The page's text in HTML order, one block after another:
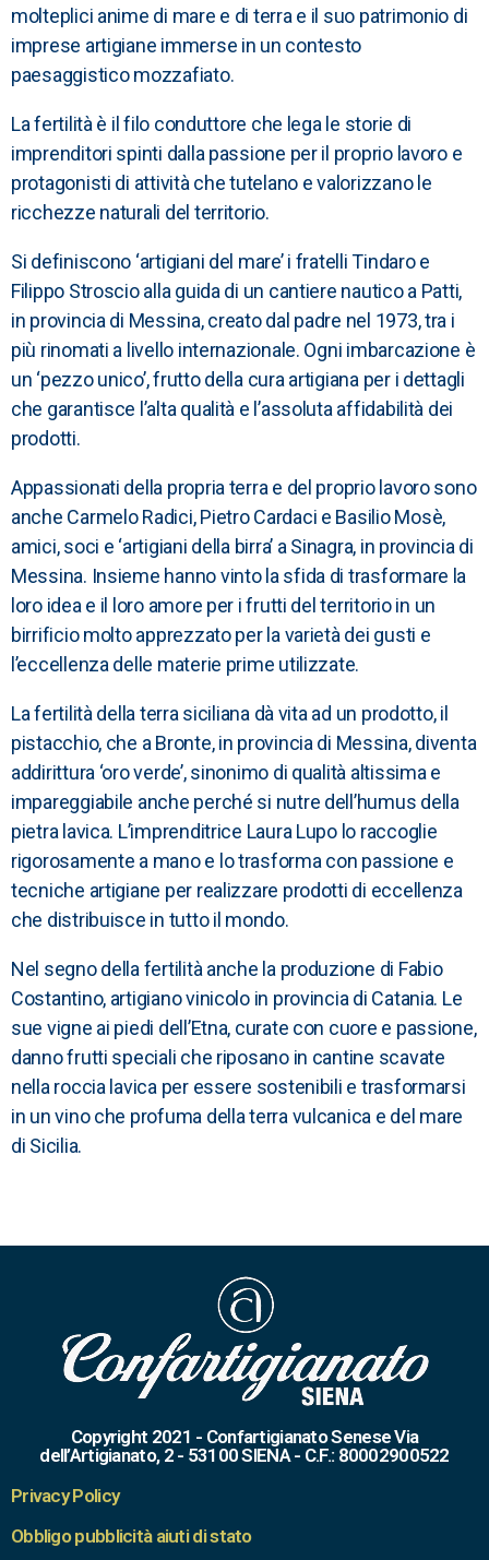
molteplici anime di mare e di terra e il suo patrimonio di
imprese artigiane immerse in un contesto
paesaggistico mozzafiato.
La fertilità è il filo conduttore che lega le storie di
imprenditori spinti dalla passione per il proprio lavoro e
protagonisti di attività che tutelano e valorizzano le
ricchezze naturali del territorio.
Si definiscono ‘artigiani del mare’ i fratelli Tindaro e
Filippo Stroscio alla guida di un cantiere nautico a Patti,
in provincia di Messina, creato dal padre nel 1973, tra i
più rinomati a livello internazionale. Ogni imbarcazione è
un ‘pezzo unico’, frutto della cura artigiana per i dettagli
che garantisce l’alta qualità e l’assoluta affidabilità dei
prodotti.
Appassionati della propria terra e del proprio lavoro sono
anche Carmelo Radici, Pietro Cardaci e Basilio Mosè,
amici, soci e ‘artigiani della birra’ a Sinagra, in provincia di
Messina. Insieme hanno vinto la sfida di trasformare la
loro idea e il loro amore per i frutti del territorio in un
birrificio molto apprezzato per la varietà dei gusti e
l’eccellenza delle materie prime utilizzate.
La fertilità della terra siciliana dà vita ad un prodotto, il
pistacchio, che a Bronte, in provincia di Messina, diventa
addirittura ‘oro verde’, sinonimo di qualità altissima e
impareggiabile anche perché si nutre dell’humus della
pietra lavica. L’imprenditrice Laura Lupo lo raccoglie
rigorosamente a mano e lo trasforma con passione e
tecniche artigiane per realizzare prodotti di eccellenza
che distribuisce in tutto il mondo.
Nel segno della fertilità anche la produzione di Fabio
Costantino, artigiano vinicolo in provincia di Catania. Le
sue vigne ai piedi dell’Etna, curate con cuore e passione,
danno frutti speciali che riposano in cantine scavate
nella roccia lavica per essere sostenibili e trasformarsi
in un vino che profuma della terra vulcanica e del mare
di Sicilia.
Copyright 2021 - Confartigianato Senese Via
dell’Artigianato, 2 - 53100 SIENA - C.F.: 80002900522
Privacy Policy
Obbligo pubblicità aiuti di stato